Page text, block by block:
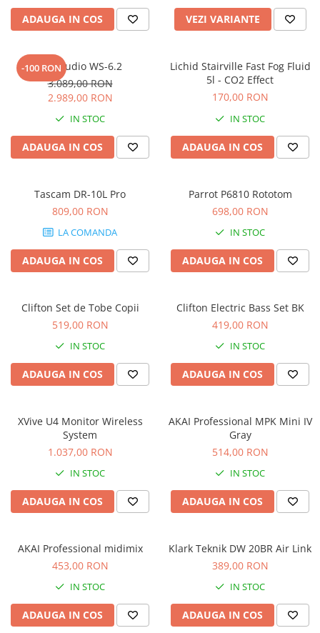
Accesorii de microfoane
Accesorii de rack
Clape MIDI
Controllere MIDI - USB DAW
Controllere monitoare de studio
Convertoare AD/DA
Interfete audio
Interfete MIDI si Cabluri Midi-USB
Monitoare de studio
Pop filtre
Preamplificatoare
Protectii antifonice pentru urechi
Rack studio
Recordere portabile
Sintetizatoare
Standuri si stative de monitoare
Subwoofere de studio
Tratament acustic
Accesorii pentru lumini
Cabluri de Alimentare
Case-uri de lumini
Comenzi si controllere
Ecrane LED
Lasere
Masini de fum si ceata
Mixere DMX
Moving Head-uri
Par Led si Pinspot
ADAUGA IN COS VEZI VARIANTE
-100 RON
Kali Audio WS-6.2
3.089,00 RON
2.989,00 RON
IN STOC
ADAUGA IN COS
Lichid Stairville Fast Fog Fluid
5l - CO2 Effect
170,00 RON
IN STOC
ADAUGA IN COS
Tascam DR-10L Pro
809,00 RON
LA COMANDA
ADAUGA IN COS
Parrot P6810 Rototom
698,00 RON
IN STOC
ADAUGA IN COS
Clifton Set de Tobe Copii
519,00 RON
IN STOC
ADAUGA IN COS
Clifton Electric Bass Set BK
419,00 RON
IN STOC
ADAUGA IN COS
XVive U4 Monitor Wireless
System
1.037,00 RON
IN STOC
ADAUGA IN COS
AKAI Professional MPK Mini IV
Gray
514,00 RON
IN STOC
ADAUGA IN COS
AKAI Professional midimix
453,00 RON
IN STOC
ADAUGA IN COS
Klark Teknik DW 20BR Air Link
389,00 RON
IN STOC
ADAUGA IN COS